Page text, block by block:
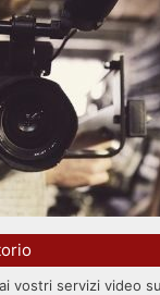
vostri servizi video